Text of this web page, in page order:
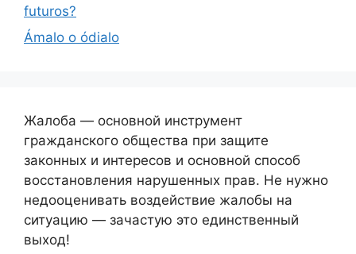
futuros?
Ámalo o ódialo
Жалоба — основной инструмент
гражданского общества при защите
законных и интересов и основной способ
восстановления нарушенных прав. Не нужно
недооценивать воздействие жалобы на
ситуацию — зачастую это единственный
выход!